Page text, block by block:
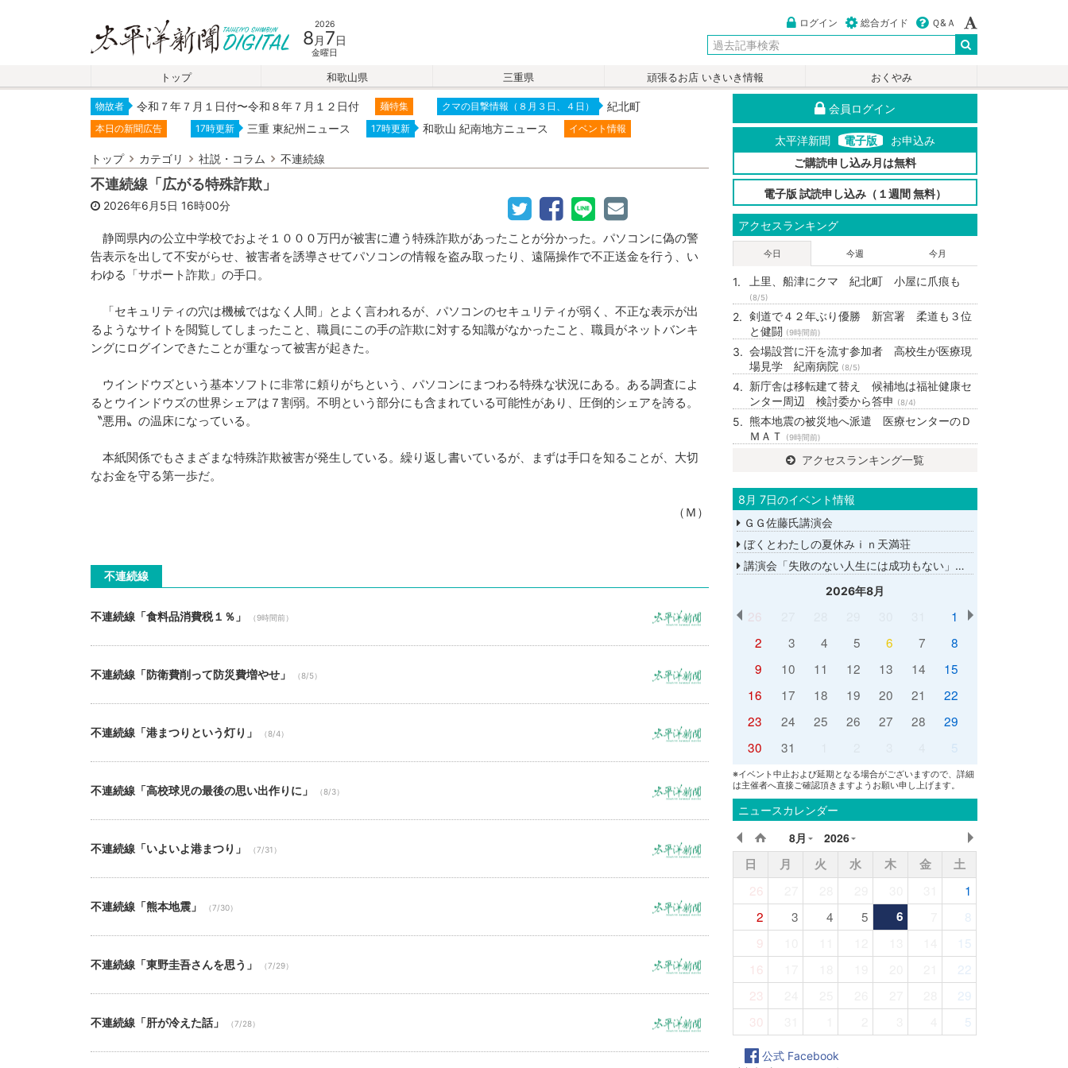
2026
8 月 7日
金曜日
ログイン 総合ガイド Ｑ&Ａ
トップ 和歌山県 三重県 頑張るお店 いきいき情報 おくやみ
物故者 令和７年７月１日付〜令和８年７月１２日付 麺特集 クマの目撃情報（８月３日、４日） 紀北町
本日の新聞広告 17時更新 三重 東紀州ニュース 17時更新 和歌山 紀南地方ニュース イベント情報
トップ カテゴリ 社説・コラム 不連続線
不連続線「広がる特殊詐欺」
2026年6月5日 16時00分
静岡県内の公立中学校でおよそ１０００万円が被害に遭う特殊詐欺があったことが分かった。パソコンに偽の警
告表示を出して不安がらせ、被害者を誘導させてパソコンの情報を盗み取ったり、遠隔操作で不正送金を行う、い
わゆる「サポート詐欺」の手口。
「セキュリティの穴は機械ではなく人間」とよく言われるが、パソコンのセキュリティが弱く、不正な表示が出
るようなサイトを閲覧してしまったこと、職員にこの手の詐欺に対する知識がなかったこと、職員がネットバンキ
ングにログインできたことが重なって被害が起きた。
ウインドウズという基本ソフトに非常に頼りがちという、パソコンにまつわる特殊な状況にある。ある調査によ
るとウインドウズの世界シェアは７割弱。不明という部分にも含まれている可能性があり、圧倒的シェアを誇る。
〝悪用〟の温床になっている。
本紙関係でもさまざまな特殊詐欺被害が発生している。繰り返し書いているが、まずは手口を知ることが、大切
なお金を守る第一歩だ。
（Ｍ）
不連続線
不連続線「食料品消費税１％」 （9時間前）
不連続線「防衛費削って防災費増やせ」 （8/5）
不連続線「港まつりという灯り」 （8/4）
不連続線「高校球児の最後の思い出作りに」 （8/3）
不連続線「いよいよ港まつり」 （7/31）
不連続線「熊本地震」 （7/30）
不連続線「東野圭吾さんを思う」 （7/29）
不連続線「肝が冷えた話」 （7/28）
会員ログイン
太平洋新聞 電子版
お申込み
ご購読申し込み月は無料
電子版 試読申し込み（１週間 無料）
アクセスランキング
今日 今週 今月
上里、船津にクマ 紀北町 小屋に爪痕も
(8/5)
剣道で４２年ぶり優勝 新宮署 柔道も３位
と健闘 (9時間前)
会場設営に汗を流す参加者 高校生が医療現
場見学 紀南病院 (8/5)
新庁舎は移転建て替え 候補地は福祉健康セ
ンター周辺 検討委から答申
(8/4)
熊本地震の被災地へ派遣 医療センターのＤ
ＭＡＴ
(9時間前)
アクセスランキング一覧
8月 7日のイベント情報
ＧＧ佐藤氏講演会
ぼくとわたしの夏休みｉｎ天満荘
講演会「失敗のない人生には成功もない」講師：ＧＧ佐藤さん
2026年8月
26
1
2
3 4 5 6 7
8
9
10 11 12 13 14
15
16
17 18 19 20 21
22
23
24 25 26 27 28
29
30
31 5
※イベント中止および延期となる場合がございますので、詳細
は主催者へ直接ご確認頂きますようお願い申し上げます。
ニュースカレンダー
8月 2026
日 月 火 水 木 金
土
26
1
2
3 4 5 6
8
9
15
16
22
23
29
30
5
公式 Facebook